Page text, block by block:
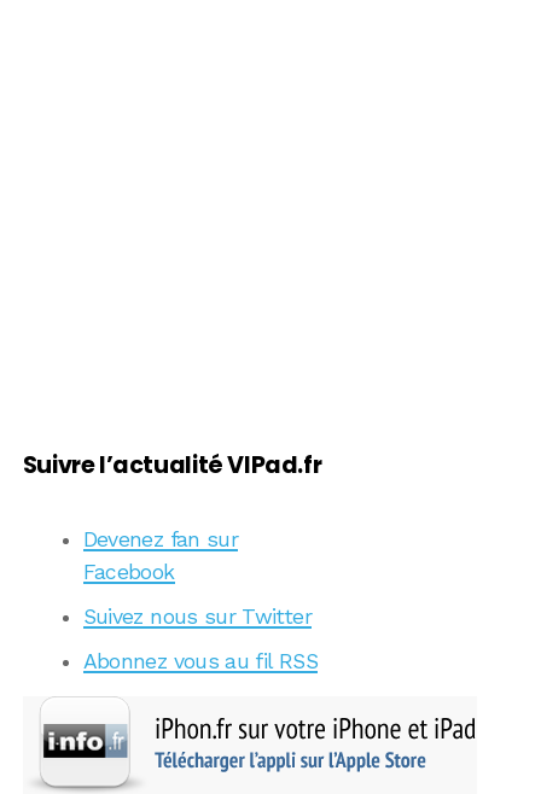
Suivre l’actualité VIPad.fr
Devenez fan sur
Facebook
Suivez nous sur Twitter
Abonnez vous au fil RSS